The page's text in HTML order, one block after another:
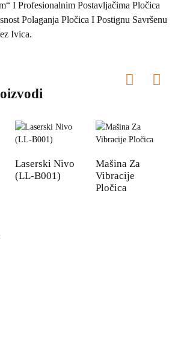
I Profesionalnim Postavljačima Pločica
Polaganja Pločica I Postignu Savršenu
Ivica.
Laserski Nivo
(LL-B001)
Mašina Za
Vibracije
Pločica